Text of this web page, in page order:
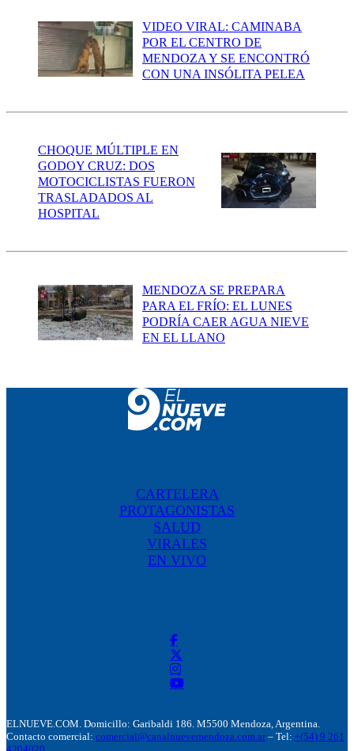
VIDEO VIRAL: CAMINABA
POR EL CENTRO DE
MENDOZA Y SE ENCONTRÓ
CON UNA INSÓLITA PELEA
CHOQUE MÚLTIPLE EN
GODOY CRUZ: DOS
MOTOCICLISTAS FUERON
TRASLADADOS AL
HOSPITAL
MENDOZA SE PREPARA
PARA EL FRÍO: EL LUNES
PODRÍA CAER AGUA NIEVE
EN EL LLANO
CARTELERA
PROTAGONISTAS
SALUD
VIRALES
EN VIVO
ELNUEVE.COM. Domicillo: Garibaldi 186. M5500 Mendoza, Argentina.
Contacto comercial: comercial@canalnuevemendoza.com.ar – Tel: +(54) 9 261